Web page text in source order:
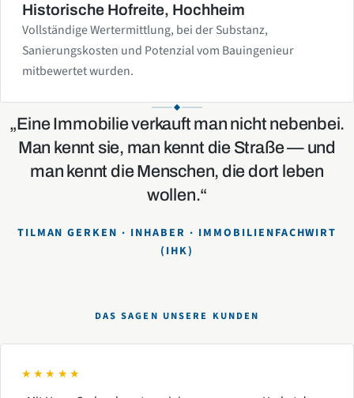
Historische Hofreite, Hochheim
Vollständige Wertermittlung, bei der Substanz,
Sanierungskosten und Potenzial vom Bauingenieur
mitbewertet wurden.
„Eine Immobilie verkauft man nicht nebenbei.
Man kennt sie, man kennt die Straße — und
man kennt die Menschen, die dort leben
wollen.“
TILMAN GERKEN · INHABER · IMMOBILIENFACHWIRT
(IHK)
DAS SAGEN UNSERE KUNDEN
★★★★★